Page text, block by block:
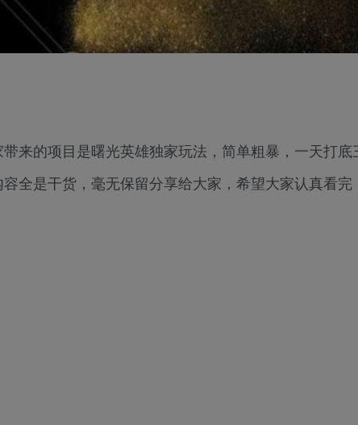
来的项目是曙光英雄独家玩法，简单粗暴，一天打
全是干货，毫无保留分享给大家，希望大家认真看